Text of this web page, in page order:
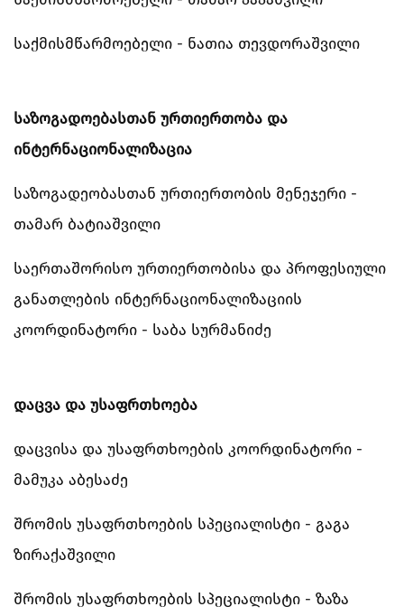
საქმისმწარმოებელი - ნათია თევდორაშვილი
საზოგადოებასთან ურთიერთობა და
ინტერნაციონალიზაცია
საზოგადეობასთან ურთიერთობის მენეჯერი -
თამარ ბატიაშვილი
საერთაშორისო ურთიერთობისა და პროფესიული
განათლების ინტერნაციონალიზაციის
კოორდინატორი - საბა სურმანიძე
დაცვა და უსაფრთხოება
დაცვისა და უსაფრთხოების კოორდინატორი -
მამუკა აბესაძე
შრომის უსაფრთხოების სპეციალისტი - გაგა
ზირაქაშვილი
შრომის უსაფრთხოების სპეციალისტი - ზაზა